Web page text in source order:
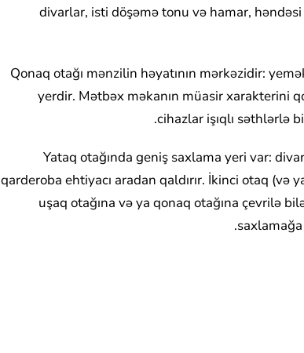
divarlar, isti döşəmə tonu və hamar,
Qonaq otağı mənzilin həyatının mərkəzidir:
yerdir. Mətbəx məkanın müasir xarakterini
cihazlar işıqlı səthlərlə
Yataq otağında geniş saxlama yeri var:
qarderoba ehtiyacı aradan qaldırır. İkinci otaq (və
uşaq otağına və ya qonaq otağına çevrilə